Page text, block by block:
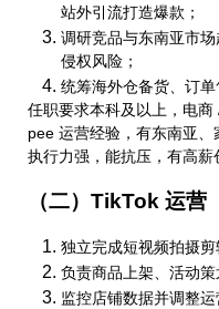
站外引流打造爆款；
调研竞品与东南亚市
侵权风险；
统筹海外仓备货、订单
任职要求本科及以上，电
pee 运营经验，有东南亚、
执行力强，能抗压，有高薪
（二）TikTok 运营
独立完成短视频拍摄剪
负责商品上架、活动
监控店铺数据并调整